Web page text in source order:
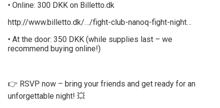
• Online: 300 DKK on Billetto.dk
http://www.billetto.dk/…/fight-club-nanoq-fight-night…
• At the door: 350 DKK (while supplies last – we
recommend buying online!)
👉 RSVP now – bring your friends and get ready for an
unforgettable night! 💥